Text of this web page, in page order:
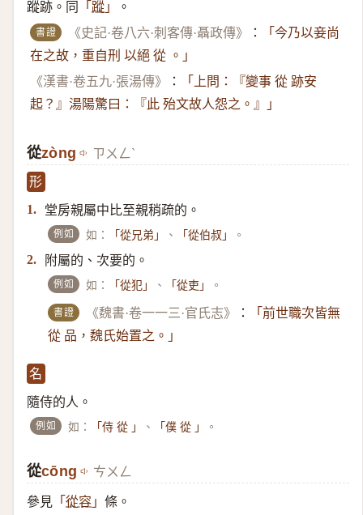
蹤跡。同 「 蹤 」 。
書證 《史記·卷八六·刺客傳·聶政傳》 ：
「今乃以妾尚
在之故，重自刑 以絕 從 。」
《漢書·卷五九·張湯傳》
：
「上問：『變事 從 跡安
起？』湯陽驚曰：『此 殆文故人怨之。』」
從zòng ㄗㄨㄥˋ
形
1.
堂房親屬中比至親稍疏的。
例如 如： 「從兄弟」 、 「從伯叔」 。
2. 附屬的、次要的。
例如 如： 「從犯」 、 「從吏」 。
書證 《魏書·卷一一三·官氏志》 ：
「前世職次皆無
從 品，魏氏始置之。」
名
隨侍的人。
例如 如： 「侍 從 」 、 「僕 從 」 。
從cōng ㄘㄨㄥ
參見 「 從容 」 條。